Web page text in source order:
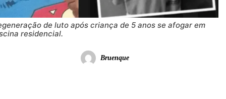
de luto após criança de 5 anos se afogar em
residencial.
Bruenque